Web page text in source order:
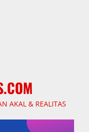
AKAL & REALITAS